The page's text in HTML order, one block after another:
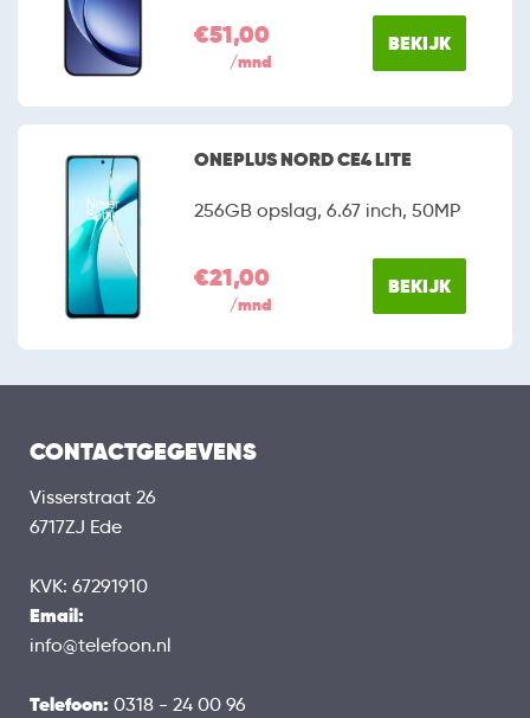
€51,00
/mnd
BEKIJK
ONEPLUS NORD CE4 LITE
256GB opslag, 6.67 inch, 50MP
€21,00
/mnd
BEKIJK
CONTACTGEGEVENS
Visserstraat 26
6717ZJ Ede
KVK: 67291910
Email:
info@telefoon.nl
Telefoon: 0318 - 24 00 96